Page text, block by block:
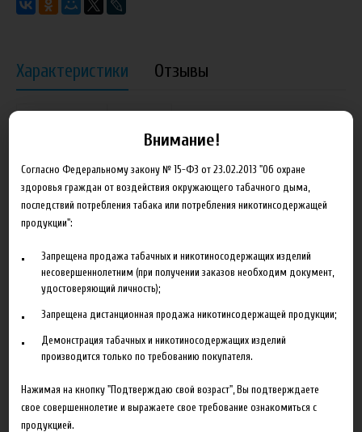
Характеристики Отзывы
Гарантия
б/г
Сопутствующие товары
Внимание!
Согласно Федеральному закону № 15-ФЗ от 23.02.2013 "Об охране
здоровья граждан от воздействия окружающего табачного дыма,
последствий потребления табака или потребления никотинсодержащей
продукции":
Запрещена продажа табачных и никотиносодержащих изделий
несовершеннолетним (при получении заказов необходим документ,
удостоверяющий личность);
Запрещена дистанционная продажа никотинсодержащей продукции;
Демонстрация табачных и никотиносодержащих изделий
производится только по требованию покупателя.
Нажимая на кнопку "Подтверждаю свой возраст", Вы подтверждаете
свое совершеннолетие и выражаете свое требование ознакомиться с
продукцией.